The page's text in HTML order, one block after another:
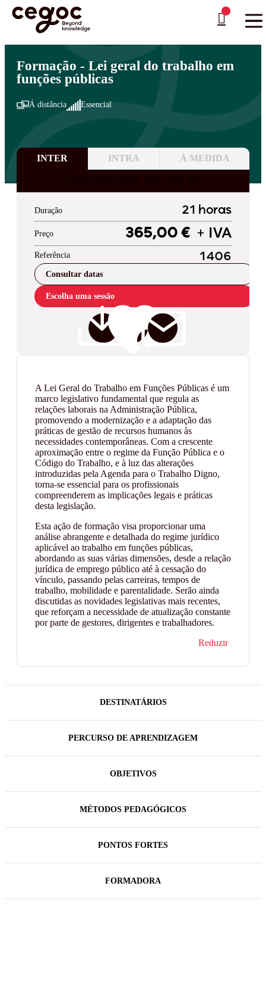
Skip to main content
Está aqui:Home >Áreas de Formação Gestão e Administração
Formação - Lei geral do trabalho em
funções públicas
Á distância Essencial
INTER INTRA À MEDIDA
APRENDIZAGEM 100% ONLINE
Duração 21 horas
Preço 365,00 € + IVA
Referência 1406
Consultar datas
Escolha uma sessão
A Lei Geral do Trabalho em Funções Públicas é um
marco legislativo fundamental que regula as
relações laborais na Administração Pública,
promovendo a modernização e a adaptação das
práticas de gestão de recursos humanos às
necessidades contemporâneas. Com a crescente
aproximação entre o regime da Função Pública e o
Código do Trabalho, e à luz das alterações
introduzidas pela Agenda para o Trabalho Digno,
torna-se essencial para os profissionais
compreenderem as implicações legais e práticas
desta legislação.
Esta ação de formação visa proporcionar uma
análise abrangente e detalhada do regime jurídico
aplicável ao trabalho em funções públicas,
abordando as suas várias dimensões, desde a relação
jurídica de emprego público até à cessação do
vínculo, passando pelas carreiras, tempos de
trabalho, mobilidade e parentalidade. Serão ainda
discutidas as novidades legislativas mais recentes,
que reforçam a necessidade de atualização constante
por parte de gestores, dirigentes e trabalhadores.
Reduzir
DESTINATÁRIOS
PERCURSO DE APRENDIZAGEM
OBJETIVOS
MÉTODOS PEDAGÓGICOS
PONTOS FORTES
FORMADORA